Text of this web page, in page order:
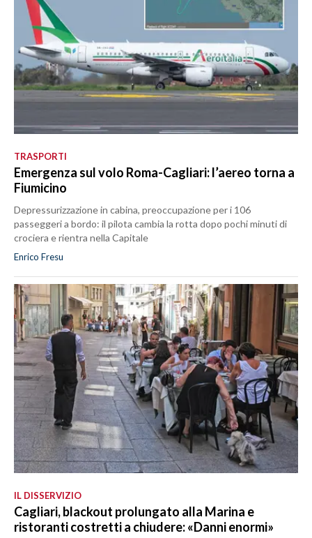
TRASPORTI
Emergenza sul volo Roma-Cagliari: l’aereo torna a
Fiumicino
Depressurizzazione in cabina, preoccupazione per i 106
passeggeri a bordo: il pilota cambia la rotta dopo pochi minuti di
crociera e rientra nella Capitale
Enrico Fresu
IL DISSERVIZIO
Cagliari, blackout prolungato alla Marina e
ristoranti costretti a chiudere: «Danni enormi»